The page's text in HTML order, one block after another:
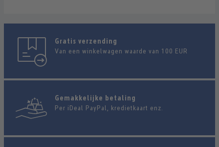
Gratis verzending
Van een winkelwagen waarde van 100 EUR
Gemakkelijke betaling
Per iDeal PayPal, kredietkaart enz.